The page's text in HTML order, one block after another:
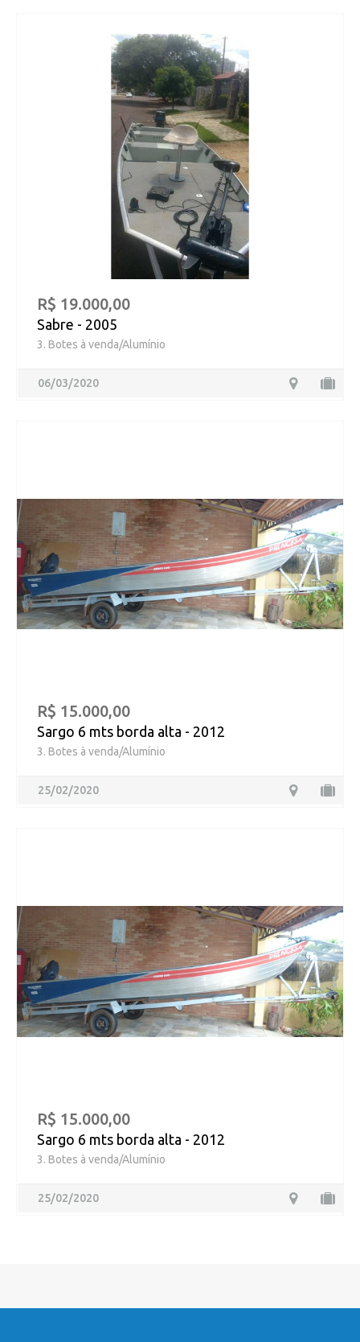
R$ 19.000,00
Sabre - 2005
3. Botes à venda/Alumínio
06/03/2020
R$ 15.000,00
Sargo 6 mts borda alta - 2012
3. Botes à venda/Alumínio
25/02/2020
R$ 15.000,00
Sargo 6 mts borda alta - 2012
3. Botes à venda/Alumínio
25/02/2020